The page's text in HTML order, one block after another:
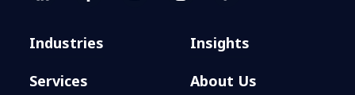
Industries
Services
Insights
About Us